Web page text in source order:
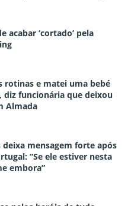
acabar ‘cortado’ pela
rotinas e matei uma bebé
diz funcionária que deixou
Almada
deixa mensagem forte após
“Se ele estiver nesta
embora”